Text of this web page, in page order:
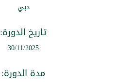
دبي
تاريخ الدورة:
30/11/2025
مدة الدورة: